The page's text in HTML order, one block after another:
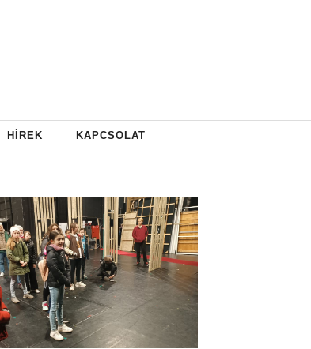
HÍREK KAPCSOLAT